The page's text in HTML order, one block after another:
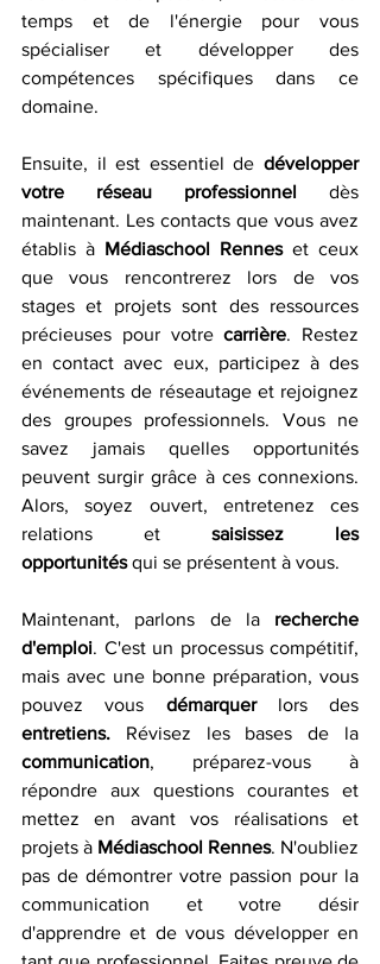
temps et de l'énergie pour vous
spécialiser et développer des
compétences spécifiques dans ce
domaine.
Ensuite, il est essentiel de développer
votre réseau professionnel dès
maintenant. Les contacts que vous avez
établis à Médiaschool Rennes et ceux
que vous rencontrerez lors de vos
stages et projets sont des ressources
précieuses pour votre carrière. Restez
en contact avec eux, participez à des
événements de réseautage et rejoignez
des groupes professionnels. Vous ne
savez jamais quelles opportunités
peuvent surgir grâce à ces connexions.
Alors, soyez ouvert, entretenez ces
relations et saisissez les
opportunités qui se présentent à vous.
Maintenant, parlons de la recherche
d'emploi. C'est un processus compétitif,
mais avec une bonne préparation, vous
pouvez vous démarquer
entretiens.
communication, préparez-vous à
répondre aux questions courantes et
mettez en avant vos réalisations et
projets à Médiaschool Rennes. N'oubliez
pas de démontrer votre passion pour la
communication et votre désir
d'apprendre et de vous développer en